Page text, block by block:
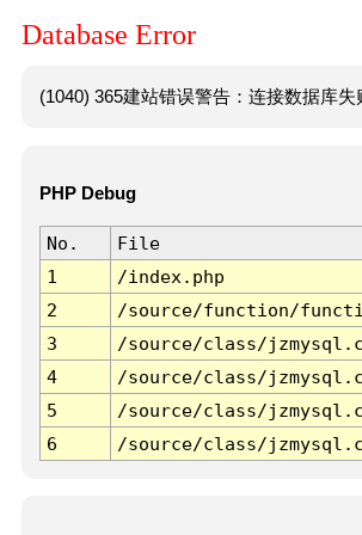
Database Error
(1040) 365建站错误警告：连接数据库
PHP Debug
No. File
1
/index.php
2
/source/function/
3
/source/class/
4
/source/class/
5
/source/class/
6
/source/class/